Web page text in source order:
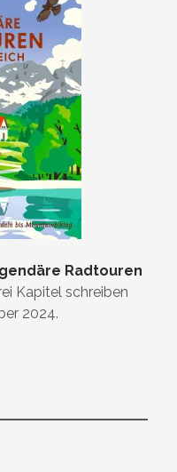
Radtouren
Kapitel schreiben
2024.